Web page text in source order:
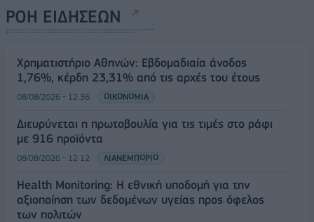
ΡΟΗ ΕΙΔΗΣΕΩΝ
Χρηματιστήριο Αθηνών: Εβδομαδιαία άνοδος
1,76%, κέρδη 23,31% από τις αρχές του έτους
08/08/2026 - 12:36 ΟΙΚΟΝΟΜΙΑ
Διευρύνεται η πρωτοβουλία για τις τιμές στο ράφι
με 916 προϊόντα
08/08/2026 - 12:12 ΛΙΑΝΕΜΠΟΡΙΟ
Health Monitoring: Η εθνική υποδομή για την
αξιοποίηση των δεδομένων υγείας προς όφελος
των πολιτών